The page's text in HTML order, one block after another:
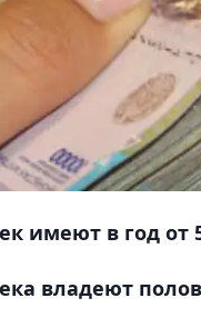
имеют в год
владеют